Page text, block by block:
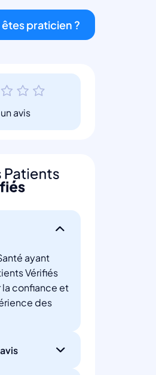
êtes praticien ?
avis
ayant
Vérifiés
confiance et
des